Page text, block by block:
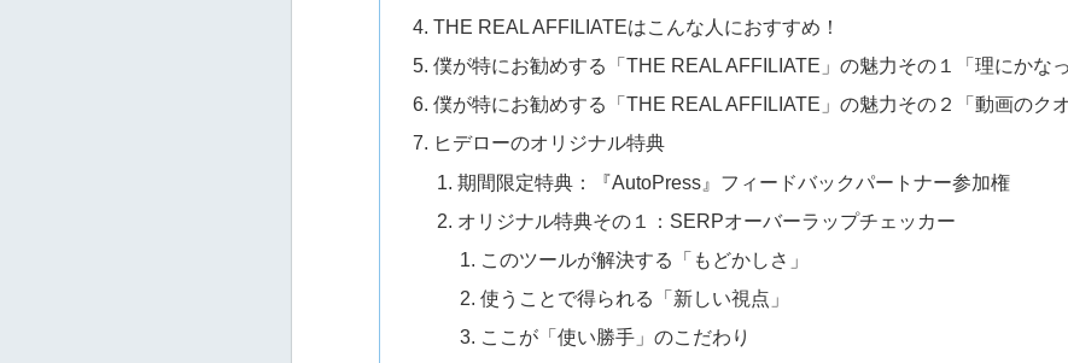
THE REAL AFFILIATEはこんな人におすすめ！
僕が特にお勧めする「THE REAL AFFILIATE」の魅力その１「理にかなっ
僕が特にお勧めする「THE REAL AFFILIATE」の魅力その２「動画のク
ヒデローのオリジナル特典
期間限定特典：『AutoPress』フィードバックパートナー参加権
オリジナル特典その１：SERPオーバーラップチェッカー
このツールが解決する「もどかしさ」
使うことで得られる「新しい視点」
ここが「使い勝手」のこだわり